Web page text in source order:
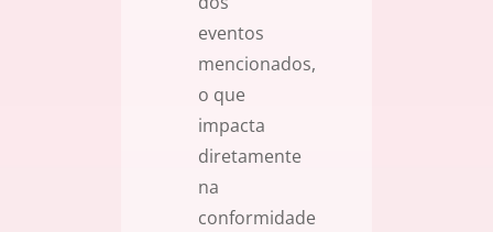
eventos
mencionados,
o que
impacta
diretamente
na
conformidade